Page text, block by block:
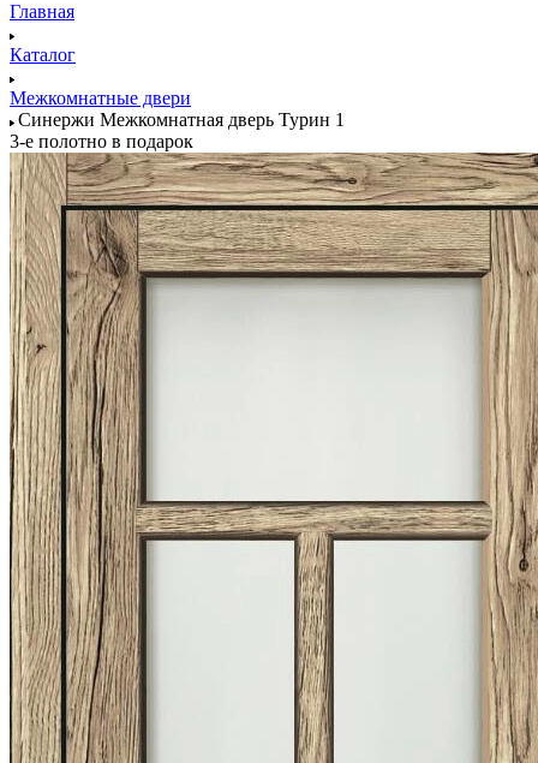
Главная
Каталог
Межкомнатные двери
Синержи Межкомнатная дверь Турин 1
3-е полотно в подарок